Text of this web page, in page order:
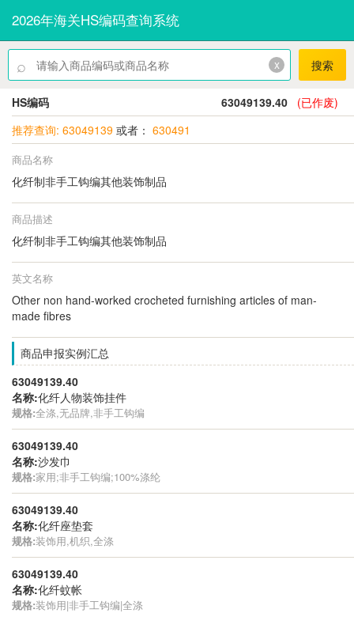
2026年海关HS编码查询系统
⌕ x 搜索
HS编码 63049139.40
(已作废)
推荐查询: 63049139 或者： 630491
商品名称
化纤制非手工钩编其他装饰制品
商品描述
化纤制非手工钩编其他装饰制品
英文名称
Other non hand-worked crocheted furnishing articles of man-
made fibres
商品申报实例汇总
63049139.40
名称:化纤人物装饰挂件
规格:全涤,无品牌,非手工钩编
63049139.40
名称:沙发巾
规格:家用;非手工钩编;100%涤纶
63049139.40
名称:化纤座垫套
规格:装饰用,机织,全涤
63049139.40
名称:化纤蚊帐
规格:装饰用|非手工钩编|全涤